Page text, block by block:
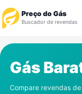
Preço do Gás
Buscador de revendas
Gás
Compare revendas